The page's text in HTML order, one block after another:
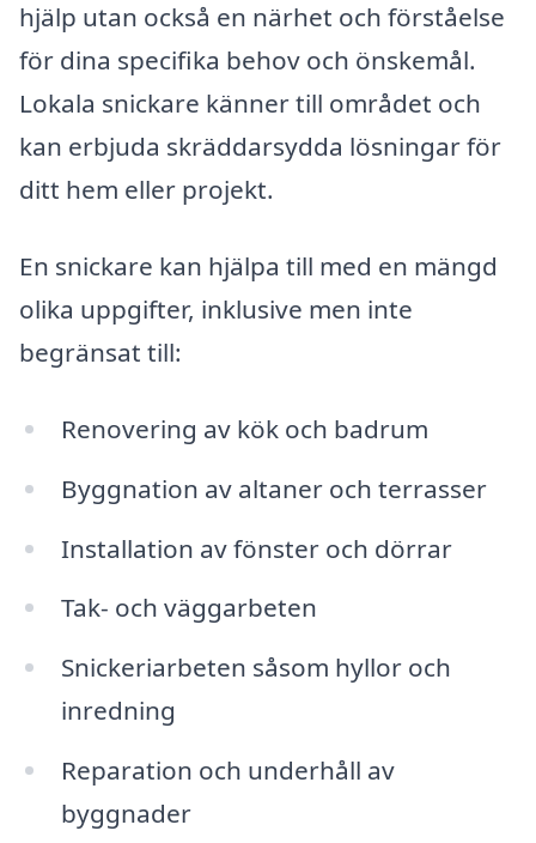
hjälp utan också en närhet och förståelse
för dina specifika behov och önskemål.
Lokala snickare känner till området och
kan erbjuda skräddarsydda lösningar för
ditt hem eller projekt.
En snickare kan hjälpa till med en mängd
olika uppgifter, inklusive men inte
begränsat till:
Renovering av kök och badrum
Byggnation av altaner och terrasser
Installation av fönster och dörrar
Tak- och väggarbeten
Snickeriarbeten såsom hyllor och
inredning
Reparation och underhåll av
byggnader